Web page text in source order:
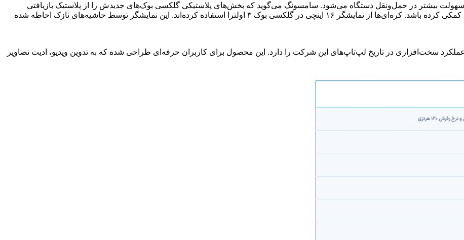
این گلکسی بوک سبب سهولت بیشتر در حمل‌و‌نقل دستگاه می‌شود. سامسونگ می‌گوید که بخش‌های پلاستیکی گلکسی بوک‌های جدیدش را از پلاستیک بازیافتی
تورهای ماهیگیری رهاشده در دریا تهیه کرده تا به محیط زیست هم کمکی کرده باشد. کره‌ای‌ها از نمایشگر ۱۶ اینچی در گلکسی بوک ۳ اولترا استفاده کرده‌اند. این نمایشگر توسط حاشیه‌های نازک احاطه شده
بهترین عملکرد سخت‌افزاری در تاریخ لپ‌تاپ‌های این شرکت را دارد. این محصول برای کاربران حرفه‌ای طراحی شده که به تدوین ویدیو، ادیت تصاویر